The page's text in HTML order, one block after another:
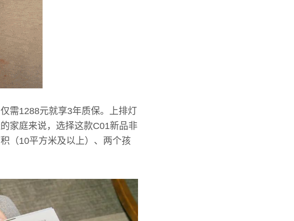
需1288元就享3年质保。上排灯
家庭来说，选择这款C01新品非
（10平方米及以上）、两个孩